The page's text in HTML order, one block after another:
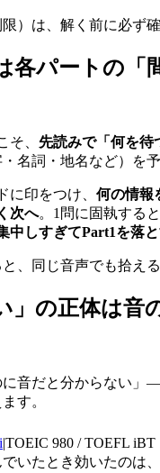
）は、解く前に必ず
各パートの「
そ、 先読みで「何を待
名詞・地名など）を
に印をつけ、 何の情報
次へ。1問に固執する
中しすぎてPart1を落
、同じ音声でも拾え
」の正体は
に音だと分からない」
す。
|TOEIC 980 / TOEFL
いたとき効いたのは